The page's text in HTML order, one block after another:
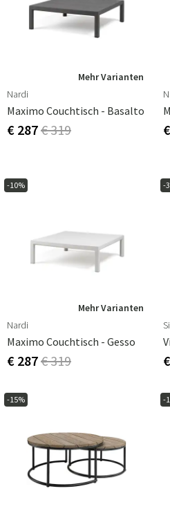
Mehr Varianten
Nardi
Maximo Couchtisch - Basalto
€ 287€ 319
-10%
Mehr Varianten
Nardi
Maximo Couchtisch - Gesso
€ 287€ 319
-
-15% -